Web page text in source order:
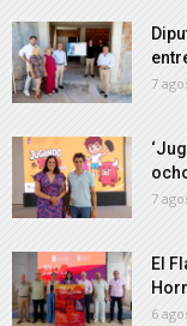
7
7
El
6